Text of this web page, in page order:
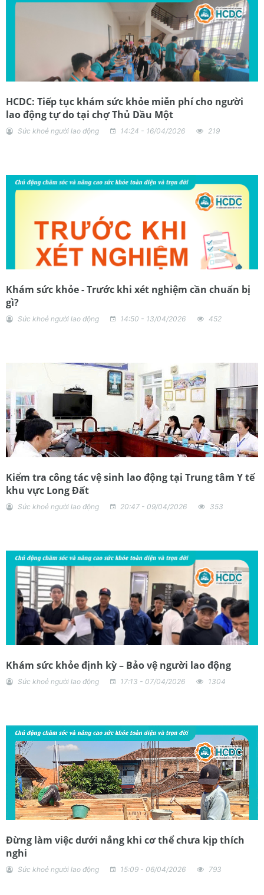
HCDC: Tiếp tục khám sức khỏe miễn phí cho người
lao động tự do tại chợ Thủ Dầu Một
Sức khoẻ người lao động 14:24 - 16/04/2026 219
Khám sức khỏe - Trước khi xét nghiệm cần chuẩn bị
gì?
Sức khoẻ người lao động 14:50 - 13/04/2026 452
Kiểm tra công tác vệ sinh lao động tại Trung tâm Y tế
khu vực Long Đất
Sức khoẻ người lao động 20:47 - 09/04/2026 353
Khám sức khỏe định kỳ – Bảo vệ người lao động
Sức khoẻ người lao động 17:13 - 07/04/2026 1304
Đừng làm việc dưới nắng khi cơ thể chưa kịp thích
nghi
Sức khoẻ người lao động 15:09 - 06/04/2026 793